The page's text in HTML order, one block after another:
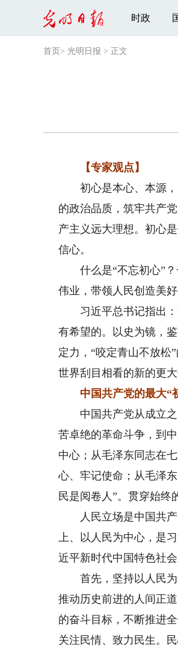
时政
首页 > 光明日报 > 正文
【专家观点】
初心是本心、本源，
的政治品质，筑牢共产
产主义远大理想。初心
信心。
什么是“不忘初心”？
伟业，带领人民创造美好
习近平总书记指出：“
有希望的。以史为镜，
定力，“咬定青山不放松
世界刮目相看的新的更大
中国共产党的最大“
中国共产党从成立之
苦卓绝的革命斗争，到
中心；从毛泽东同志在
心、牢记使命；从毛泽
民是阅卷人”。贯穿始终
人民立场是中国共产
上、以人民为中心，是
近平新时代中国特色社
首先，坚持以人民为
推动历史前进的人间正
的奋斗目标，不断推进
关注民情、致力民生。